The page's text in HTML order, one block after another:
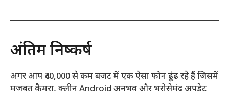
अंतिम निष्कर्ष
अगर आप ₹40,000 से कम बजट में एक ऐसा फोन ढूंढ रहे हैं जिसमें